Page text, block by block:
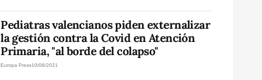
Pediatras valencianos piden externalizar
la gestión contra la Covid en Atención
Primaria, "al borde del colapso"
Europa Press10/08/2021